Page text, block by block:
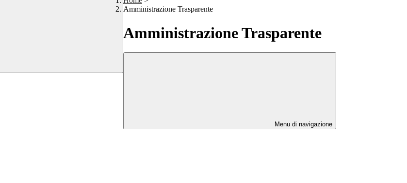
Amministrazione Trasparente
Amministrazione Trasparente
Menu di navigazione